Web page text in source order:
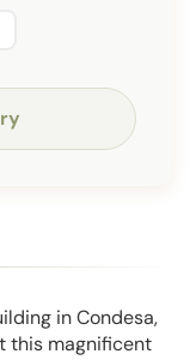
in Condesa,
this magnificent